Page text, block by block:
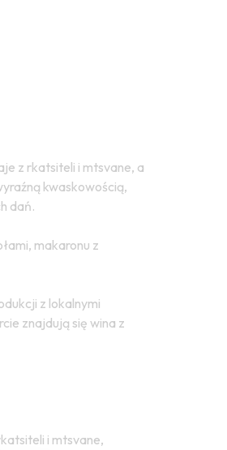
z rkatsiteli i mtsvane, a
kwaskowością,
dań.
makaronu z
z lokalnymi
znajdują się wina z
i mtsvane,